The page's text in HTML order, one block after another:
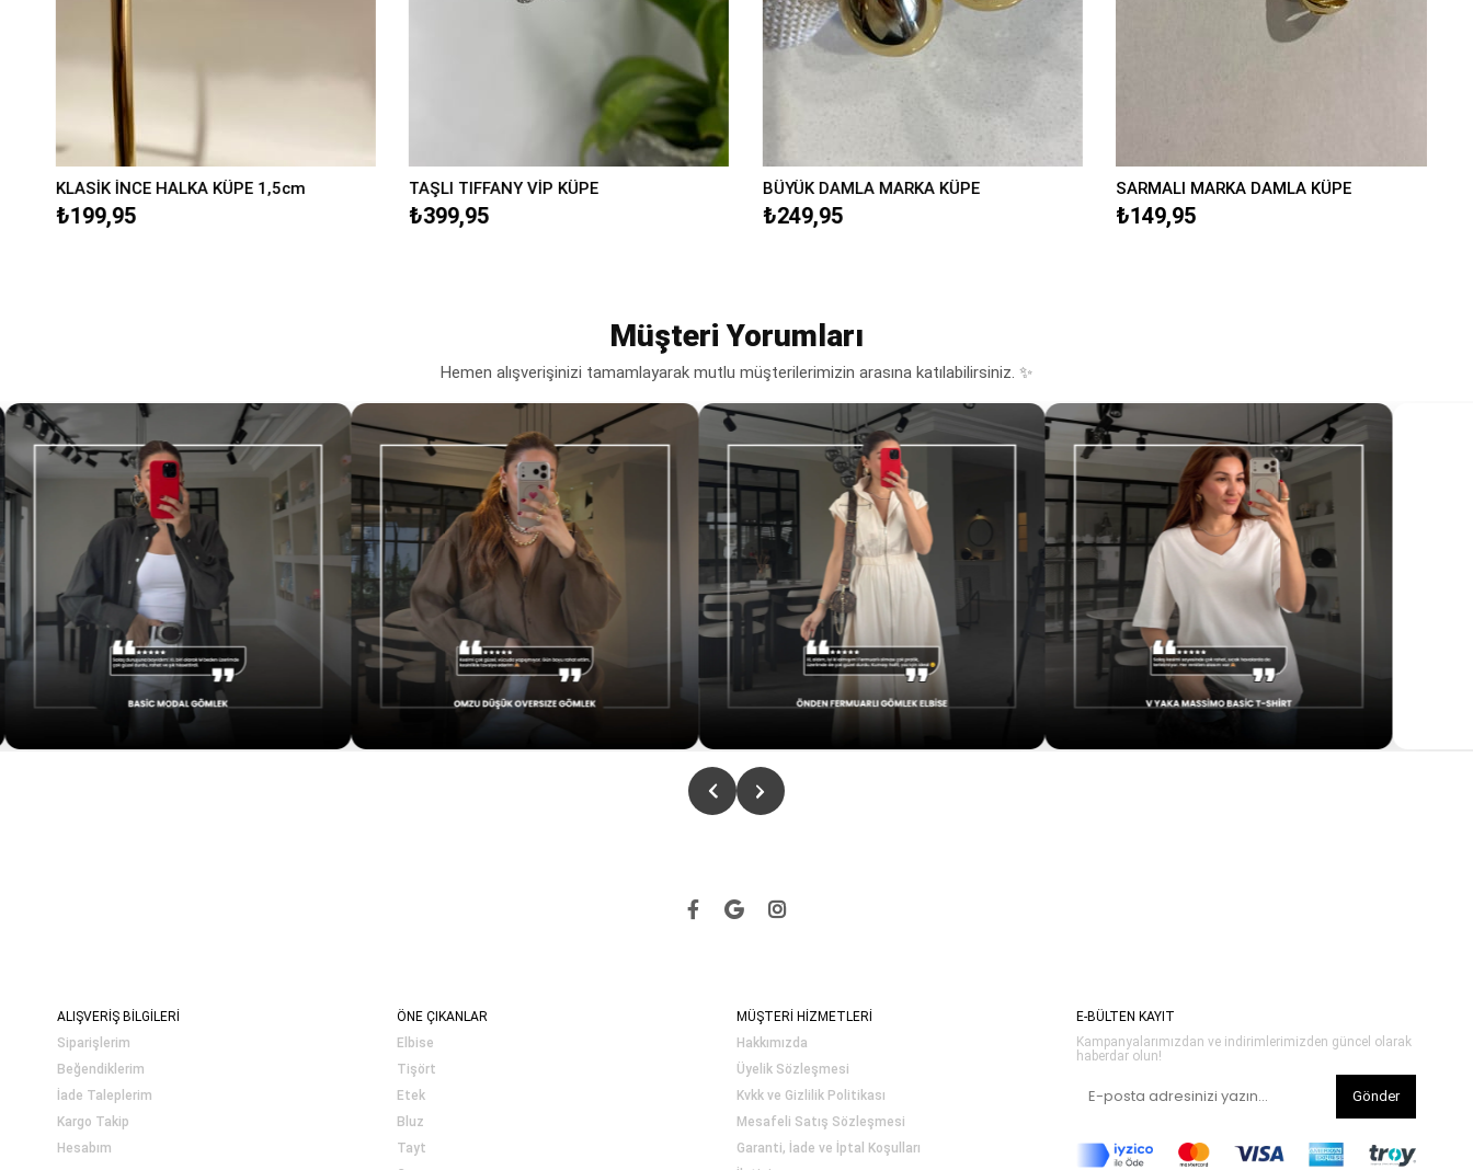
KLASİK İNCE HALKA KÜPE 1,5cm
₺199,95
TAŞLI TIFFANY VİP KÜPE
₺399,95
BÜYÜK DAMLA MARKA KÜPE
₺249,95
SARMALI MARKA DAMLA KÜPE
₺149,95
Müşteri Yorumları
Hemen alışverişinizi tamamlayarak mutlu müşterilerimizin arasına katılabilirsiniz. ✨
ALIŞVERİŞ BİLGİLERİ
Siparişlerim
Beğendiklerim
İade Taleplerim
Kargo Takip
Hesabım
ÖNE ÇIKANLAR
Elbise
Tişört
Etek
Bluz
Tayt
MÜŞTERİ HİZMETLERİ
Hakkımızda
Üyelik Sözleşmesi
Kvkk ve Gizlilik Politikası
Mesafeli Satış Sözleşmesi
Garanti, İade ve İptal Koşulları
E-BÜLTEN KAYIT
Kampanyalarımızdan ve indirimlerimizden güncel olarak
haberdar olun!
Gönder